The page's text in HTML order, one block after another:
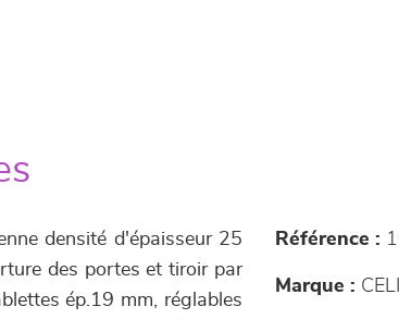
densité d'épaisseur 25
des portes et tiroir par
ép.19 mm, réglables
Référence :
Marque :